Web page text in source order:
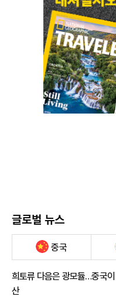
글로벌 뉴스
중국
희토류 다음은 광모듈…중국
산